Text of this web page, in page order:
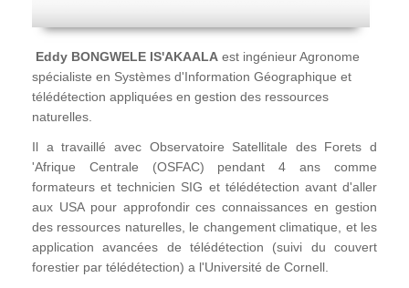
Eddy BONGWELE IS'AKAALA est ingénieur Agronome
spécialiste en Systèmes d'Information Géographique et
télédétection appliquées en gestion des ressources
naturelles.
Il a travaillé avec Observatoire Satellitale des Forets d
'Afrique Centrale (OSFAC) pendant 4 ans comme
formateurs et technicien SIG et télédétection avant d'aller
aux USA pour approfondir ces connaissances en gestion
des ressources naturelles, le changement climatique, et les
application avancées de télédétection (suivi du couvert
forestier par télédétection) a l'Université de Cornell.